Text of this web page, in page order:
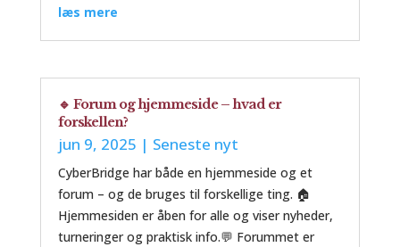
læs mere
🔹 Forum og hjemmeside – hvad er
forskellen?
jun 9, 2025 | Seneste nyt
CyberBridge har både en hjemmeside og et
forum – og de bruges til forskellige ting. 🏠
Hjemmesiden er åben for alle og viser nyheder,
turneringer og praktisk info.💬 Forummet er